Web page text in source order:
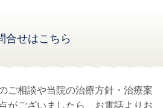
合せはこちら
ご相談や当院の治療方針・治療案
がございましたら、お電話よりお